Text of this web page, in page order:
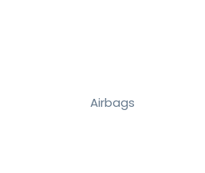
Airbags